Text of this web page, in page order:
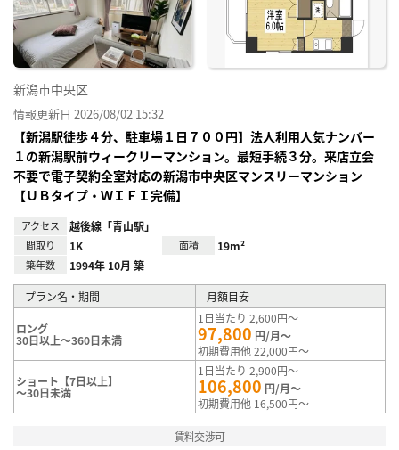
新潟市中央区
情報更新日 2026/08/02 15:32
【新潟駅徒歩４分、駐車場１日７００円】法人利用人気ナンバー
１の新潟駅前ウィークリーマンション。最短手続３分。来店立会
不要で電子契約全室対応の新潟市中央区マンスリーマンション
【ＵＢタイプ・ＷＩＦＩ完備】
アクセス 越後線「青山駅」
間取り 1K 面積 19m²
築年数 1994年 10月 築
プラン名・期間 月額目安
ロング
30日以上～360日未満
1日当たり 2,600円～
97,800 円/月～
初期費用他 22,000円～
ショート【7日以上】
～30日未満
1日当たり 2,900円～
106,800 円/月～
初期費用他 16,500円～
賃料交渉可